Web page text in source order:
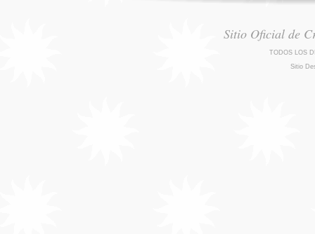
Sitio Oficial de
TODOS LOS
Sitio